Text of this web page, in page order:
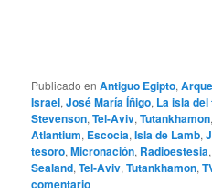
Publicado en Antiguo Egipto,
Israel,José María Íñigo, La isla
Stevenson,Tel-Aviv,Tutankhamon
Atlantium, Escocia,Isla de Lamb,
tesoro,Micronación, Radioestesia,
Sealand,Tel-Aviv,Tutankhamon,
comentario